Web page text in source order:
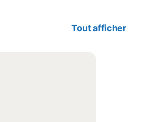
Tout afficher